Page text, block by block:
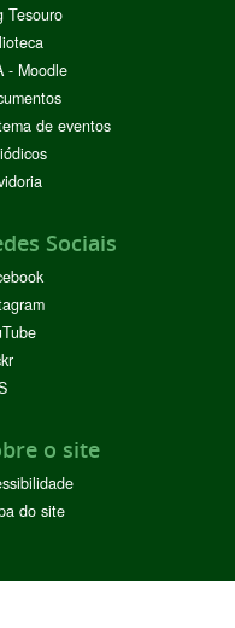
Tesouro
- Moodle
de eventos
Sociais
o site
do site